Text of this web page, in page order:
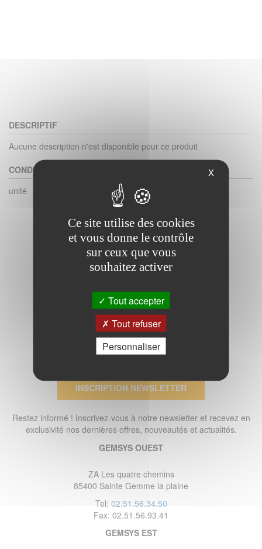
DESCRIPTIF
Aucune description n'est disponible pour ce produit
CONDITIONNEMENT
unité
INSCRIPTION NEWSLETTER
Restez informé ! Inscrivez-vous à notre newsletter et recevez en
exclusivité nos dernières offres, nouveautés et actualités.
GEMSYS OUEST
ZA Les quatre chemins
85400 Sainte Gemme la plaine
Tel: 02.51.56.34.50
Fax: 02.51.56.93.41
GEMSYS EST
X
Ce site utilise des cookies
et vous donne le contrôle
sur ceux que vous
souhaitez activer
Tout accepter
Tout refuser
Personnaliser